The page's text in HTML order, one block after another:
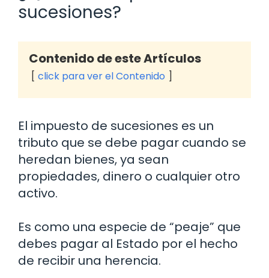
sucesiones?
Contenido de este Artículos
click para ver el Contenido
El impuesto de sucesiones es un
tributo que se debe pagar cuando se
heredan bienes, ya sean
propiedades, dinero o cualquier otro
activo.
Es como una especie de “peaje” que
debes pagar al Estado por el hecho
de recibir una herencia.